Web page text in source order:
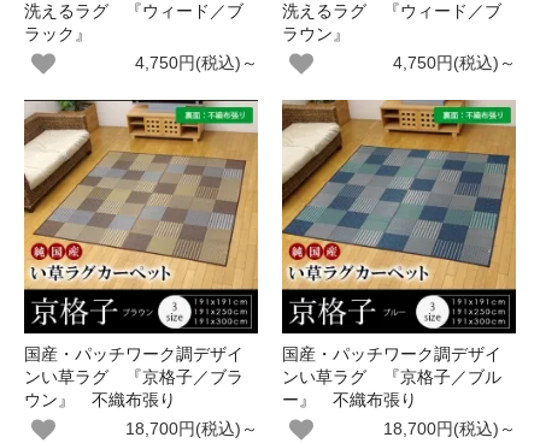
洗えるラグ 『ウィード／ブ
ラック』
4,750円(税込)～
洗えるラグ 『ウィード／ブ
ラウン』
4,750円(税込)～
国産・パッチワーク調デザイ
ンい草ラグ 『京格子／ブラ
ウン』 不織布張り
18,700円(税込)～
国産・パッチワーク調デザイ
ンい草ラグ 『京格子／ブル
ー』 不織布張り
18,700円(税込)～